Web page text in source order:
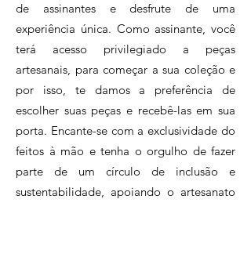
de assinantes e desfrute de uma
experiência única. Como assinante, você
terá acesso privilegiado a peças
artesanais, para começar a sua coleção e
por isso, te damos a preferência de
escolher suas peças e recebê-las em sua
porta. Encante-se com a exclusividade do
feitos à mão e tenha o orgulho de fazer
parte de um círculo de inclusão e
sustentabilidade, apoiando o artesanato